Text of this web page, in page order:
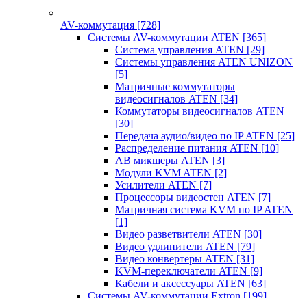
AV-коммутация [728]
Системы AV-коммутации ATEN [365]
Система управления ATEN [29]
Системы управления ATEN UNIZON
[5]
Матричные коммутаторы
видеосигналов ATEN [34]
Коммутаторы видеосигналов ATEN
[30]
Передача аудио/видео по IP ATEN [25]
Распределение питания ATEN [10]
АВ микшеры ATEN [3]
Модули KVM ATEN [2]
Усилители ATEN [7]
Процессоры видеостен ATEN [7]
Матричная система KVM по IP ATEN
[1]
Видео разветвители ATEN [30]
Видео удлинители ATEN [79]
Видео конвертеры ATEN [31]
KVM-переключатели ATEN [9]
Кабели и аксессуары ATEN [63]
Системы AV-коммутации Extron [199]